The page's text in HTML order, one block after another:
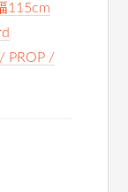
115cm
PROP /